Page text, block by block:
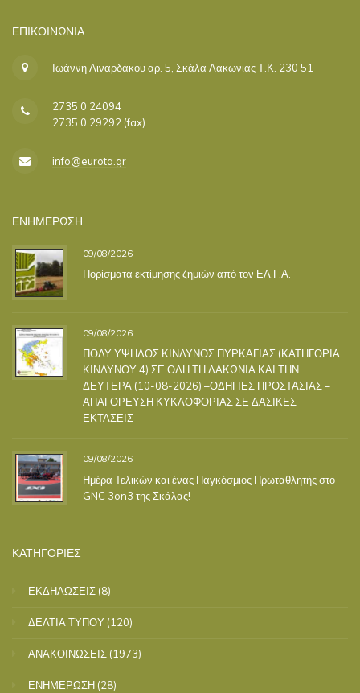
ΕΠΙΚΟΙΝΩΝΊΑ
Ιωάννη Λιναρδάκου αρ. 5, Σκάλα Λακωνίας Τ.Κ. 230 51
2735 0 24094
2735 0 29292 (fax)
info@eurota.gr
ΕΝΗΜΕΡΩΣΗ
09/08/2026
Πορίσματα εκτίμησης ζημιών από τον ΕΛ.Γ.Α.
09/08/2026
ΠΟΛΥ ΥΨΗΛΟΣ ΚΙΝΔΥΝΟΣ ΠΥΡΚΑΓΙΑΣ (ΚΑΤΗΓΟΡΙΑ
ΚΙΝΔΥΝΟΥ 4) ΣΕ ΟΛΗ ΤΗ ΛΑΚΩΝΙΑ ΚΑΙ ΤΗΝ
ΔΕΥΤΕΡΑ (10-08-2026) –ΟΔΗΓΙΕΣ ΠΡΟΣΤΑΣΙΑΣ –
ΑΠΑΓΟΡΕΥΣΗ ΚΥΚΛΟΦΟΡΙΑΣ ΣΕ ΔΑΣΙΚΕΣ
ΕΚΤΑΣΕΙΣ
09/08/2026
Ημέρα Τελικών και ένας Παγκόσμιος Πρωταθλητής στο
GNC 3on3 της Σκάλας!
ΚΑΤΗΓΟΡΙΕΣ
ΕΚΔΗΛΩΣΕΙΣ (8)
ΔΕΛΤΙΑ ΤΥΠΟΥ (120)
ΑΝΑΚΟΙΝΩΣΕΙΣ (1973)
ΕΝΗΜΕΡΩΣΗ (28)